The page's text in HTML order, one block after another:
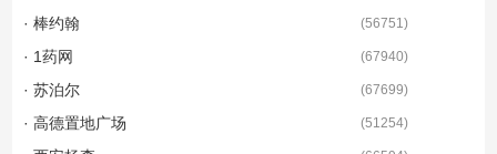
· 棒约翰 (56751)
· 1药网 (67940)
· 苏泊尔 (67699)
· 高德置地广场 (51254)